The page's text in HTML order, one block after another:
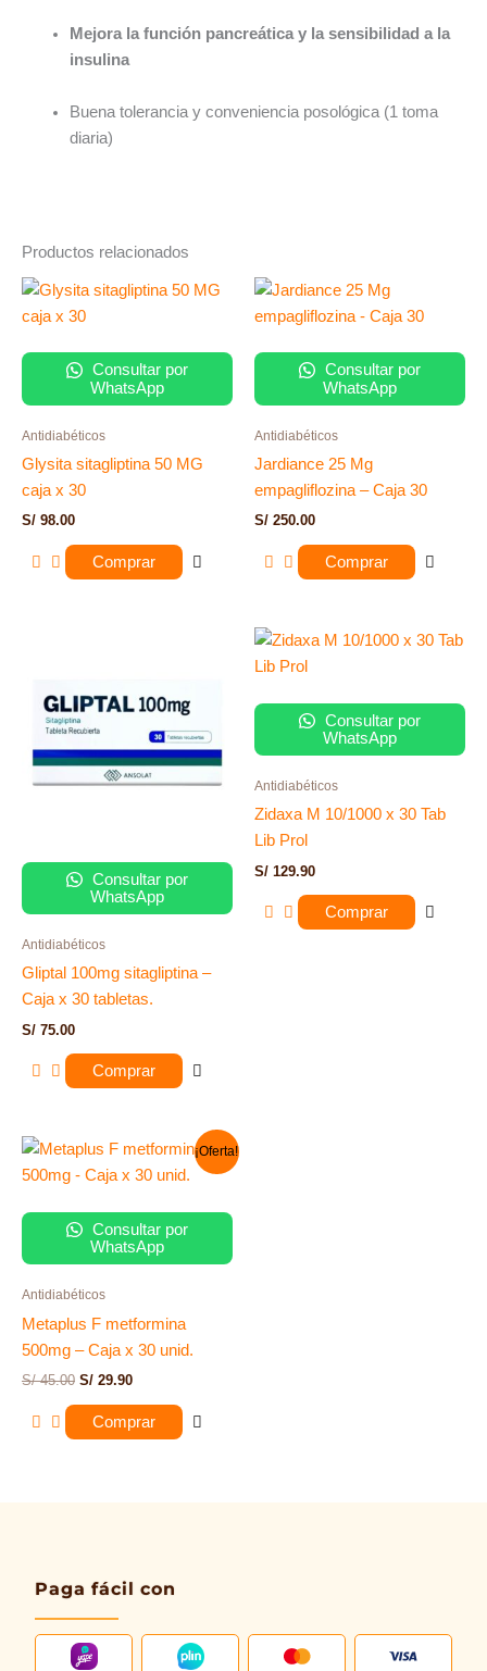
Mejora la función pancreática y la sensibilidad a la
insulina
Buena tolerancia y conveniencia posológica (1 toma
diaria)
Productos relacionados
Consultar por
WhatsApp
Antidiabéticos
Glysita sitagliptina 50 MG
caja x 30
S/ 98.00
Comprar
Consultar por
WhatsApp
Antidiabéticos
Jardiance 25 Mg
empagliflozina – Caja 30
S/ 250.00
Comprar
Consultar por
WhatsApp
Antidiabéticos
Gliptal 100mg sitagliptina –
Caja x 30 tabletas.
S/ 75.00
Comprar
Consultar por
WhatsApp
Antidiabéticos
Zidaxa M 10/1000 x 30 Tab
Lib Prol
S/ 129.90
Comprar
¡Oferta!
Consultar por
WhatsApp
Antidiabéticos
Metaplus F metformina
500mg – Caja x 30 unid.
S/45.00
El
original
S/ 29.90
El
actual
Comprar
Paga fácil con